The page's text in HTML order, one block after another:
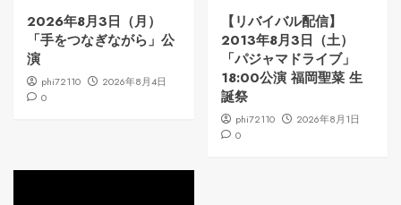
2026年8月3日（月）
「手をつなぎながら」公
演
phi72110
2026年8月4日
0
【リバイバル配信】
2013年8月3日（土）
「パジャマドライブ」
18:00公演 福岡聖菜 生
誕祭
phi72110
2026年8月1日
0